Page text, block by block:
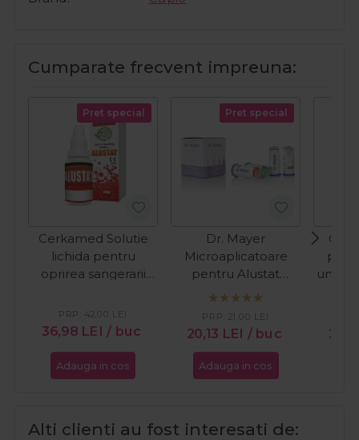
Cumparate frecvent impreuna:
Pret special
Cerkamed Solutie
lichida pentru
oprirea sangerarii
36,98 LEI / buc
PRP: 42,00 LEI
Adauga in cos
Pret special
Dr. Mayer
Microaplicatoare
pentru Alustat
100buc
20,13 LEI / buc
PRP: 21,00 LEI
Adauga in cos
unghii
Alti clienti au fost interesati de: